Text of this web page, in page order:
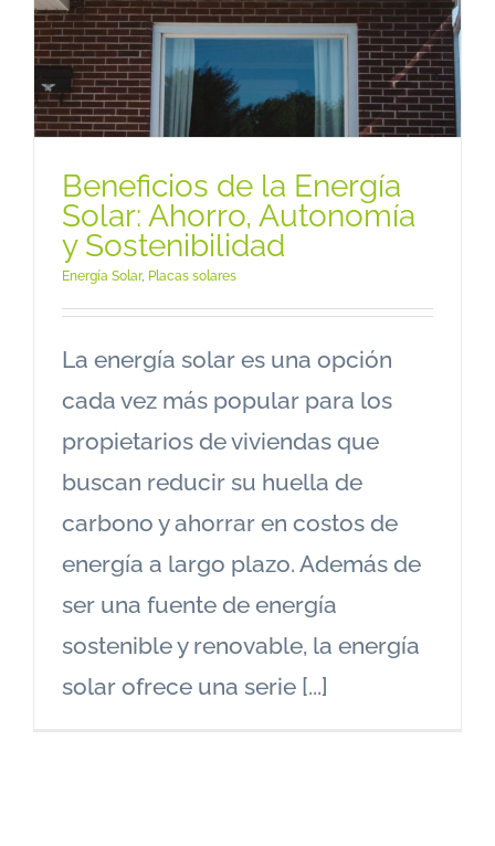
Beneficios de la Energía
Solar: Ahorro, Autonomía
y Sostenibilidad
Energía Solar, Placas solares
La energía solar es una opción
cada vez más popular para los
propietarios de viviendas que
buscan reducir su huella de
carbono y ahorrar en costos de
energía a largo plazo. Además de
ser una fuente de energía
sostenible y renovable, la energía
solar ofrece una serie [...]